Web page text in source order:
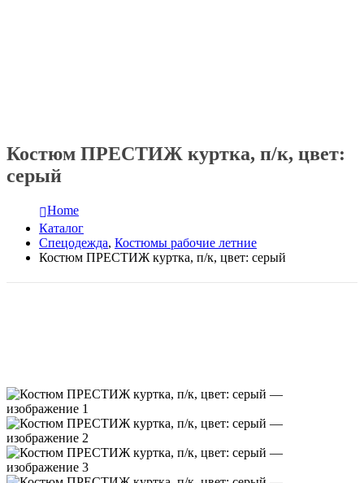
Костюм ПРЕСТИЖ куртка, п/к, цвет:
серый
Home
Каталог
Спецодежда, Костюмы рабочие летние
Костюм ПРЕСТИЖ куртка, п/к, цвет: серый